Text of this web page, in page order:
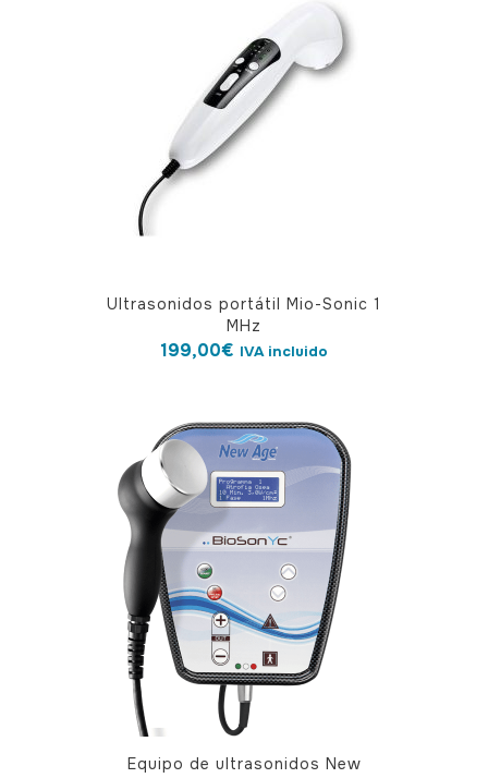
Ultrasonidos portátil Mio-Sonic 1
MHz
199,00€ IVA incluido
Equipo de ultrasonidos New